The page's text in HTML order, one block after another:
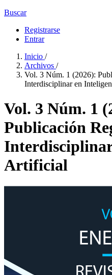
Buscar
Registrarse
Entrar
Inicio /
Archivos /
Vol. 3 Núm. 1 (2026):
Interdisciplinar en
Vol. 3 Núm. 1
Publicación
Artificial